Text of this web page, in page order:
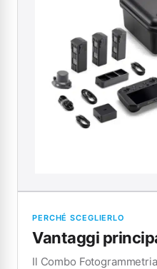
PERCHÉ SCEGLIERLO
Vantaggi
Il Combo